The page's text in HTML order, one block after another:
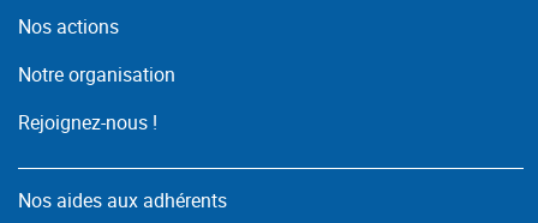
Nos actions
Notre organisation
Rejoignez-nous !
Nos aides aux adhérents